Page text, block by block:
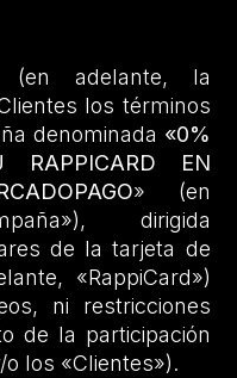
(en adelante, la
los términos
denominada «0%
RAPPICARD EN
» (en
dirigida
de la tarjeta de
«RappiCard»)
ni restricciones
de la participación
los «Clientes»).